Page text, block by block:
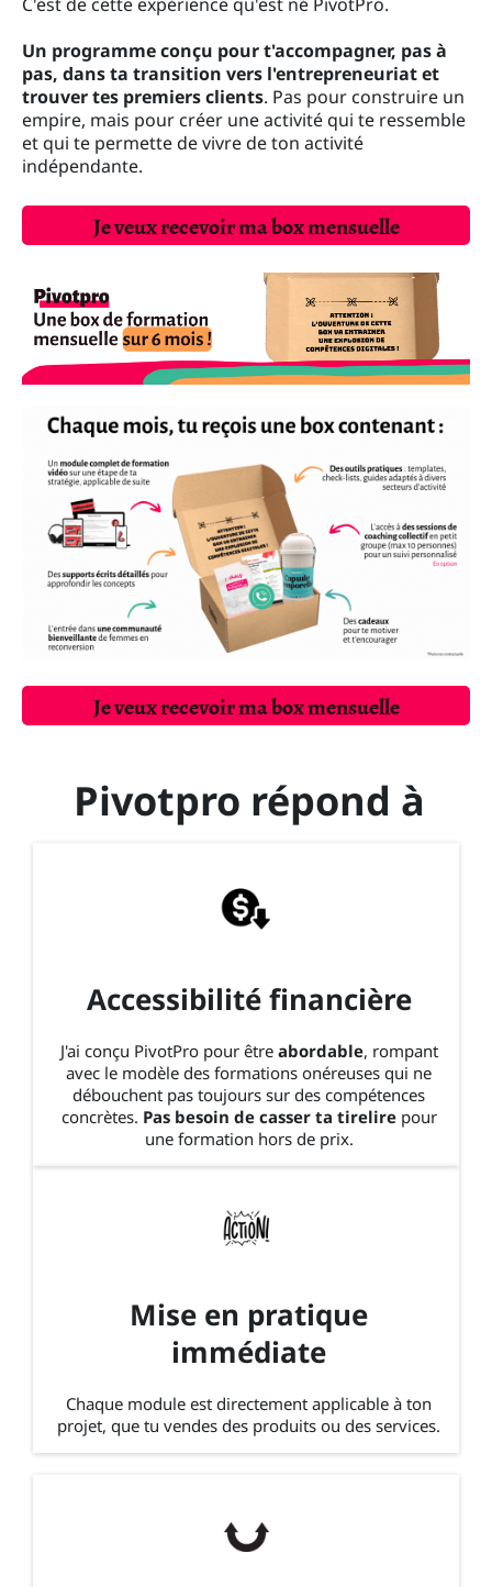
Un programme conçu pour t'accompagner, pas à
pas, dans ta transition vers l'entrepreneuriat et
trouver tes premiers clients. Pas pour construire un
empire, mais pour créer une activité qui te ressemble
et qui te permette de vivre de ton activité
indépendante.
Je veux recevoir ma box mensuelle
Je veux recevoir ma box mensuelle
Pivotpro répond à
Accessibilité financière
J'ai conçu PivotPro pour être abordable, rompant
avec le modèle des formations onéreuses qui ne
débouchent pas toujours sur des compétences
concrètes. Pas besoin de casser ta tirelirepour
une formation hors de prix.
Mise en pratique
immédiate
Chaque module est directement applicable à ton
projet, que tu vendes des produits ou des services.